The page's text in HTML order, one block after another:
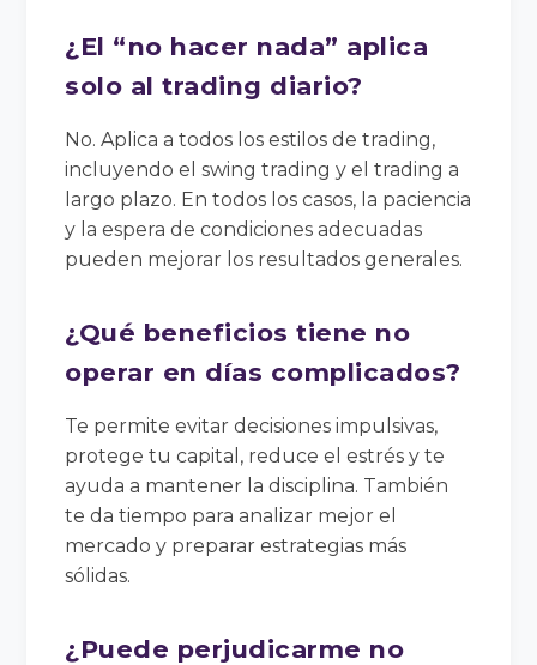
¿El “no hacer nada” aplica
solo al trading diario?
No. Aplica a todos los estilos de trading,
incluyendo el swing trading y el trading a
largo plazo. En todos los casos, la paciencia
y la espera de condiciones adecuadas
pueden mejorar los resultados generales.
¿Qué beneficios tiene no
operar en días complicados?
Te permite evitar decisiones impulsivas,
protege tu capital, reduce el estrés y te
ayuda a mantener la disciplina. También
te da tiempo para analizar mejor el
mercado y preparar estrategias más
sólidas.
¿Puede perjudicarme no